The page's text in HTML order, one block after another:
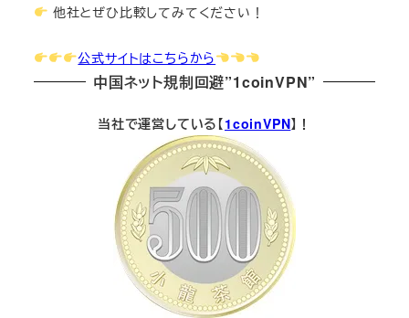
他社とぜひ比較してみてください！
公式サイトはこちらから
中国ネット規制回避”1coinVPN”
当社で運営している【1coinVPN】！